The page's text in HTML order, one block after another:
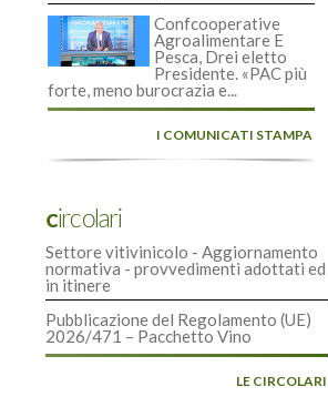
Confcooperative
Agroalimentare E
Pesca, Drei eletto
Presidente. «PAC più
forte, meno burocrazia e...
I COMUNICATI STAMPA
Circolari
Settore vitivinicolo - Aggiornamento
normativa - provvedimenti adottati ed
in itinere
Pubblicazione del Regolamento (UE)
2026/471 – Pacchetto Vino
LE CIRCOLARI